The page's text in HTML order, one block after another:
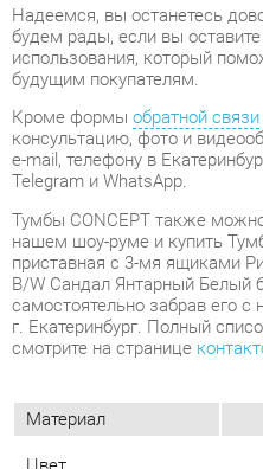
Telegram и WhatsApp.
Тумбы CONCEPT также можно
нашем шоу-руме и купить Тумба
B/W Сандал Янтарный Белый
самостоятельно забрав его с
г. Екатеринбург. Полный
смотрите на странице
Материал
Цвет
Ширина, мм
Высота, мм
Конструкция